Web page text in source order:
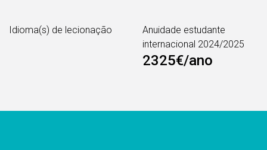
Idioma(s) de lecionação
Anuidade estudante
internacional 2024/2025
2325€/ano